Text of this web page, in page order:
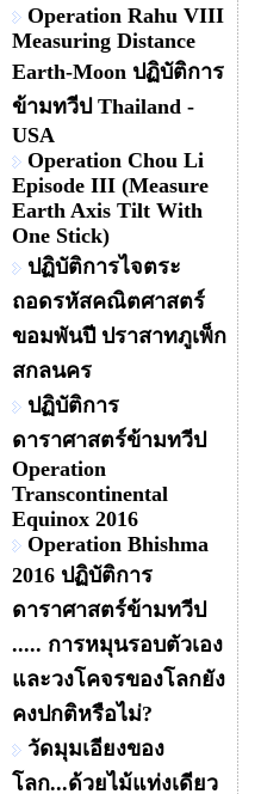
Operation Rahu VIII
Measuring Distance
Earth-Moon ปฏิบัติการ
ข้ามทวีป Thailand -
USA
Operation Chou Li
Episode III (Measure
Earth Axis Tilt With
One Stick)
ปฏิบัติการไจตระ
ถอดรหัสคณิตศาสตร์
ขอมพันปี ปราสาทภูเพ็ก
สกลนคร
ปฏิบัติการ
ดาราศาสตร์ข้ามทวีป
Operation
Transcontinental
Equinox 2016
Operation Bhishma
2016 ปฏิบัติการ
ดาราศาสตร์ข้ามทวีป
..... การหมุนรอบตัวเอง
และวงโคจรของโลกยัง
คงปกติหรือไม่?
วัดมุมเอียงของ
โลก...ด้วยไม้แท่งเดียว